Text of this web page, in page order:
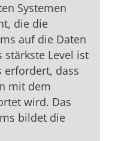
Systemen
die die
auf die Daten
stärkste Level ist
erfordert, dass
mit dem
wird. Das
bildet die